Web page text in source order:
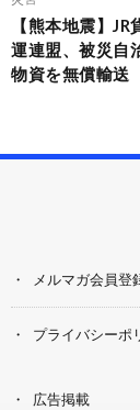
【熊本地震】
運連盟、被災自
物資を無償輸送
メルマガ会員登
プライバシーポ
広告掲載